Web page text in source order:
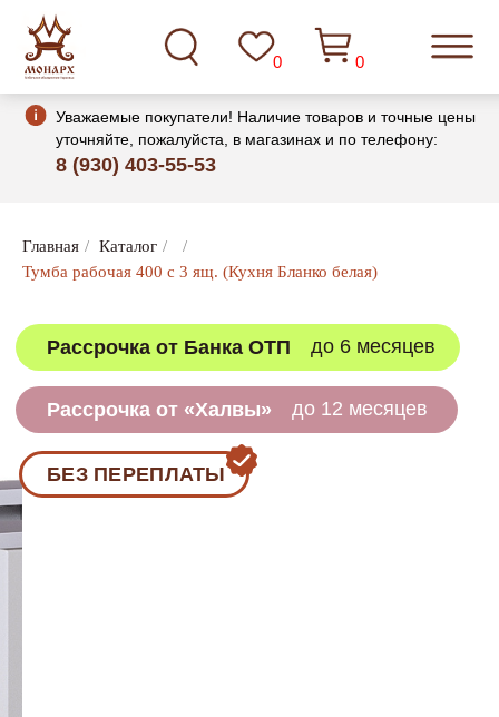
0
Уважаемые покупатели! Наличие товаров и точные цены
уточняйте, пожалуйста, в магазинах и по телефону:
8 (930) 403-55-53
Главная / Каталог /
/
Тумба рабочая 400 с 3 ящ. (Кухня Бланко белая)
Рассрочка от Банка ОТП
БЕЗ ПЕРЕПЛАТЫ